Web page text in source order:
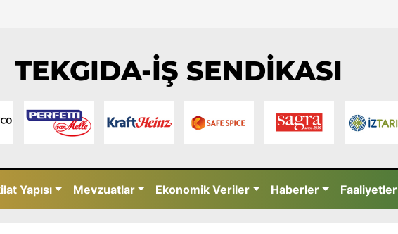
TEKGIDA-İŞ SENDİKASI
Yapısı Mevzuatlar Ekonomik Veriler Haberler Faaliyetler